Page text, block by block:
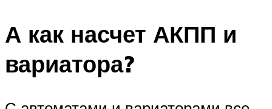
А как насчет АКПП и
вариатора?